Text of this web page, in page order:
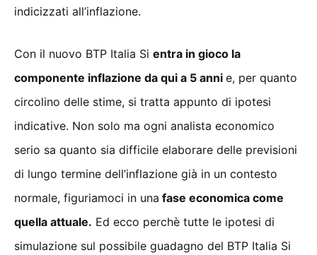
indicizzati all’inflazione.
Con il nuovo BTP Italia Si entra in gioco la
componente inflazione da qui a 5 anni e, per quanto
circolino delle stime, si tratta appunto di ipotesi
indicative. Non solo ma ogni analista economico
serio sa quanto sia difficile elaborare delle previsioni
di lungo termine dell’inflazione già in un contesto
normale, figuriamoci in una fase economica come
quella attuale. Ed ecco perchè tutte le ipotesi di
simulazione sul possibile guadagno del BTP Italia Si